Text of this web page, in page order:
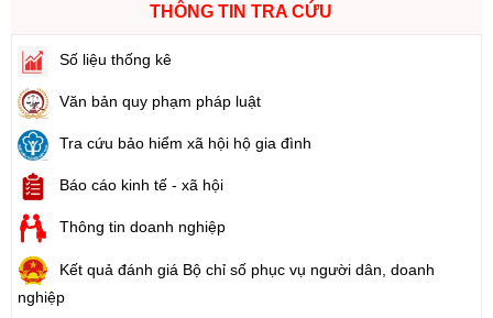
THÔNG TIN TRA CỨU
Số liệu thống kê
Văn bản quy phạm pháp luật
Tra cứu bảo hiểm xã hội hộ gia đình
Báo cáo kinh tế - xã hội
Thông tin doanh nghiệp
Kết quả đánh giá Bộ chỉ số phục vụ người dân, doanh
nghiệp